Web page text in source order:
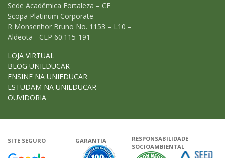
Sede Acadêmica Fortaleza – CE
Scopa Platinum Corporate
R Monsenhor Bruno No. 1153 – L10 –
Aldeota - CEP 60.115-191
LOJA VIRTUAL
BLOG UNIEDUCAR
ENSINE NA UNIEDUCAR
ESTUDAM NA UNIEDUCAR
OUVIDORIA
SITE SEGURO
Google - Status do site no
GARANTIA
Garantia de satisfação
RESPONSABILIDADE
SOCIOAMBIENTAL